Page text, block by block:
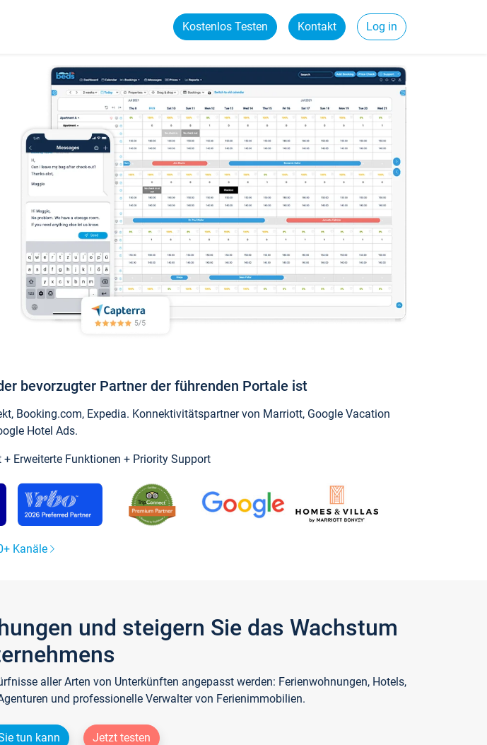
Kostenlos Testen Kontakt Log in
bevorzugter Partner der führenden Portale ist
Booking.com, Expedia. Konnektivitätspartner von Marriott, Google Vacation
Hotel Ads.
Erweiterte Funktionen + Priority Support
Kanäle
und steigern Sie das Wachstum
aller Arten von Unterkünften angepasst werden: Ferienwohnungen, Hotels,
und professionelle Verwalter von Ferienimmobilien.
tun kann
Jetzt testen